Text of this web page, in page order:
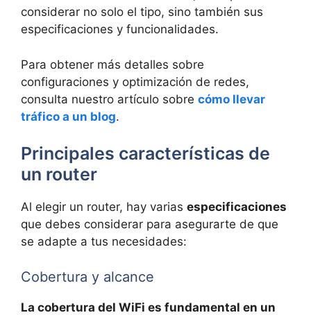
considerar no solo el tipo, sino también sus
especificaciones y funcionalidades.
Para obtener más detalles sobre
configuraciones y optimización de redes,
consulta nuestro artículo sobre cómo llevar
tráfico a un blog.
Principales características de
un router
Al elegir un router, hay varias especificaciones
que debes considerar para asegurarte de que
se adapte a tus necesidades:
Cobertura y alcance
La cobertura del WiFi es fundamental en un